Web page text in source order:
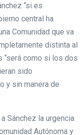
“si es
central ha
Comunidad que va
distinta al
“será como si los dos
sido
y sin manera de
Sánchez la urgencia
Autónoma y